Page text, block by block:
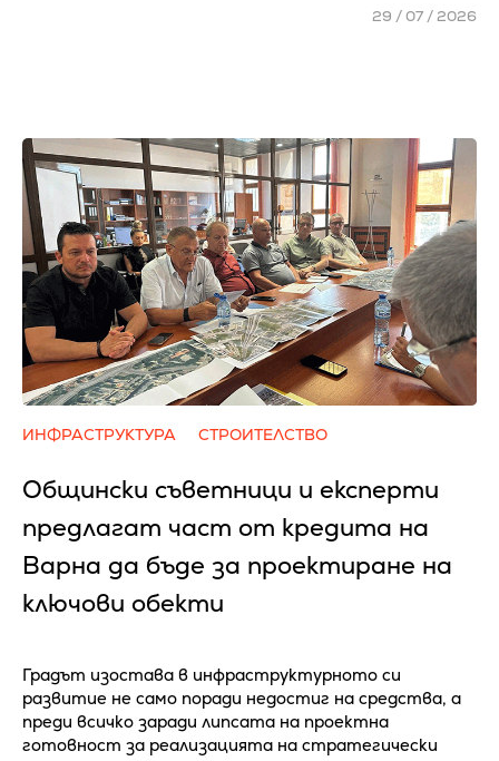
29 / 07 / 2026
ИНФРАСТРУКТУРА СТРОИТЕЛСТВО
Общински съветници и експерти
предлагат част от кредита на
Варна да бъде за проектиране на
ключови обекти
Градът изостава в инфраструктурното си
развитие не само поради недостиг на средства, а
преди всичко заради липсата на проектна
готовност за реализацията на стратегически